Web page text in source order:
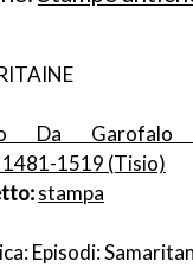
Da Garofalo
1519 (Tisio)
stampa
Episodi: